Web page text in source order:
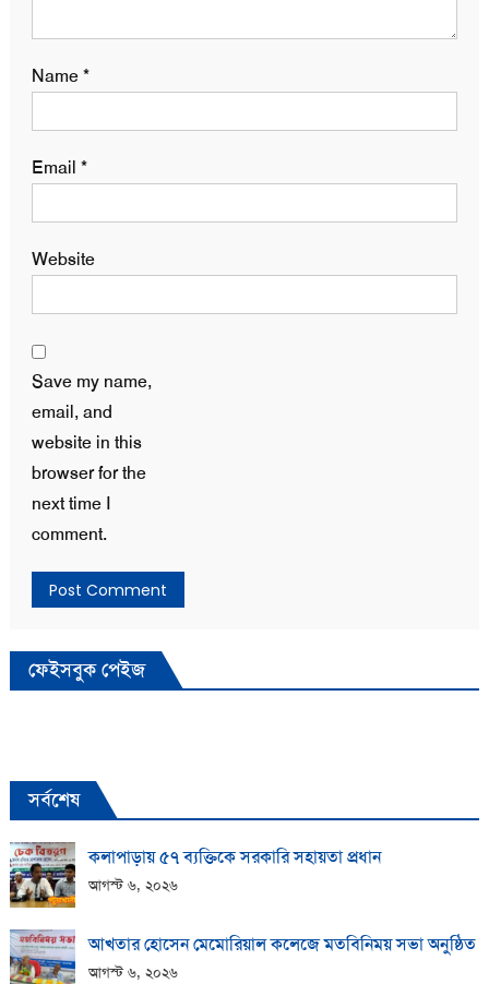
Name*
Email *
Website
Save my name,
email, and
website in this
browser for the
next time I
comment.
ফেইসবুক পেইজ
সর্বশেষ
কলাপাড়ায় ​৫৭ ব্যক্তিকে সরকারি সহায়তা প্রধান
আগস্ট ৬, ২০২৬
আখতার হোসেন মেমোরিয়াল কলেজে মতবিনিময় সভা অনুষ্ঠিত
আগস্ট ৬, ২০২৬